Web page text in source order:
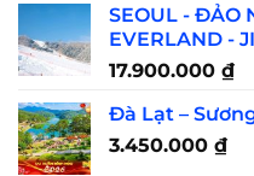
SEOUL - ĐẢO
EVERLAND -
17.900.000 ₫
Đà Lạt –
3.450.000 ₫